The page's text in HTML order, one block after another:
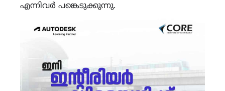
എന്നിവർ പങ്കെടുക്കുന്നു.